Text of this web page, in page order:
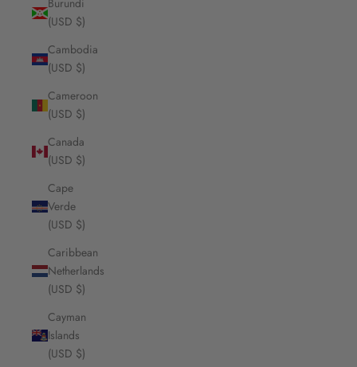
Burundi
(USD $)
Cambodia
(USD $)
Cameroon
(USD $)
Canada
(USD $)
Cape
Verde
(USD $)
Caribbean
Netherlands
(USD $)
Cayman
Islands
(USD $)